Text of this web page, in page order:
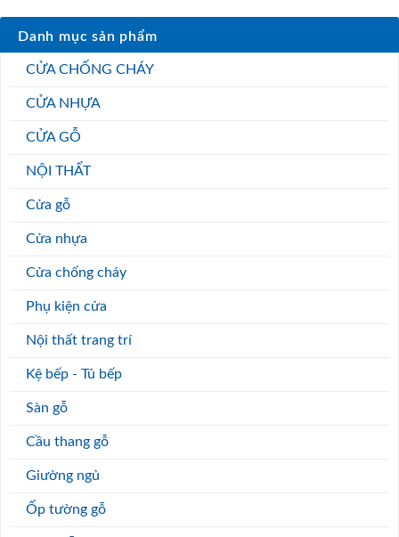
Danh mục sản phẩm
CỬA CHỐNG CHÁY
CỬA NHỰA
CỬA GỖ
NỘI THẤT
Cửa gỗ
Cửa nhựa
Cửa chống cháy
Phụ kiện cửa
Nội thất trang trí
Kệ bếp - Tủ bếp
Sàn gỗ
Cầu thang gỗ
Giường ngủ
Ốp tường gỗ